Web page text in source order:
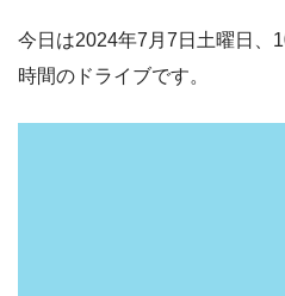
今日は2024年7月7日土曜日、
時間のドライブです。